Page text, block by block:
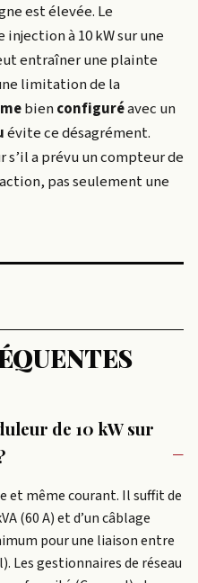
est élevée. Le
à 10 kW sur une
entraîner une plainte
limitation de la
bienconfiguréavec un
évite ce désagrément.
a prévu un compteur de
pas seulement une
de 10 kW sur
et même courant. Il suffit de
(60 A) et d’un câblage
pour une liaison entre
Les gestionnaires de réseau